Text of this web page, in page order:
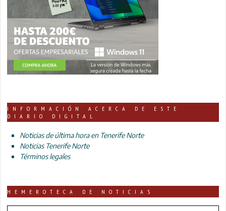
INFORMACIÓN ACERCA DE ESTE
DIARIO DIGITAL
Noticias de última hora en Tenerife Norte
Noticias Tenerife Norte
Términos legales
HEMEROTECA DE NOTICIAS